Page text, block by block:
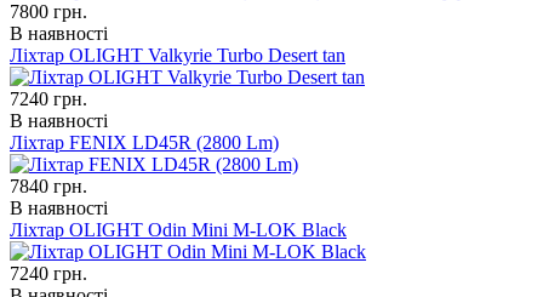
7800 грн.
В наявності
Ліхтар OLIGHT Valkyrie Turbo Desert tan
7240 грн.
В наявності
Ліхтар FENIX LD45R (2800 Lm)
7840 грн.
В наявності
Ліхтар OLIGHT Odin Mini M-LOK Black
7240 грн.